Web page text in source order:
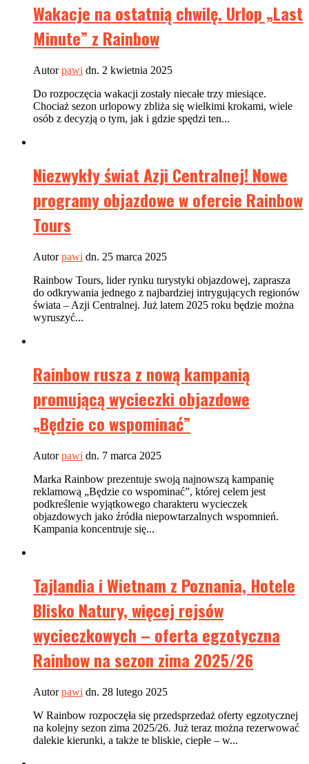
Wakacje na ostatnią chwilę. Urlop „Last
Minute” z Rainbow
Autorpawi dn. 2 kwietnia 2025
Do rozpoczęcia wakacji zostały niecałe trzy miesiące.
Chociaż sezon urlopowy zbliża się wielkimi krokami, wiele
osób z decyzją o tym, jak i gdzie spędzi ten...
Niezwykły świat Azji Centralnej! Nowe
programy objazdowe w ofercie Rainbow
Tours
Autorpawi dn. 25 marca 2025
Rainbow Tours, lider rynku turystyki objazdowej, zaprasza
do odkrywania jednego z najbardziej intrygujących regionów
świata – Azji Centralnej. Już latem 2025 roku będzie można
wyruszyć...
Rainbow rusza z nową kampanią
promującą wycieczki objazdowe
„Będzie co wspominać”
Autorpawi dn. 7 marca 2025
Marka Rainbow prezentuje swoją najnowszą kampanię
reklamową „Będzie co wspominać”, której celem jest
podkreślenie wyjątkowego charakteru wycieczek
objazdowych jako źródła niepowtarzalnych wspomnień.
Kampania koncentruje się...
Tajlandia i Wietnam z Poznania, Hotele
Blisko Natury, więcej rejsów
wycieczkowych – oferta egzotyczna
Rainbow na sezon zima 2025/26
Autorpawi dn. 28 lutego 2025
W Rainbow rozpoczęła się przedsprzedaż oferty egzotycznej
na kolejny sezon zima 2025/26. Już teraz można rezerwować
dalekie kierunki, a także te bliskie, ciepłe – w...